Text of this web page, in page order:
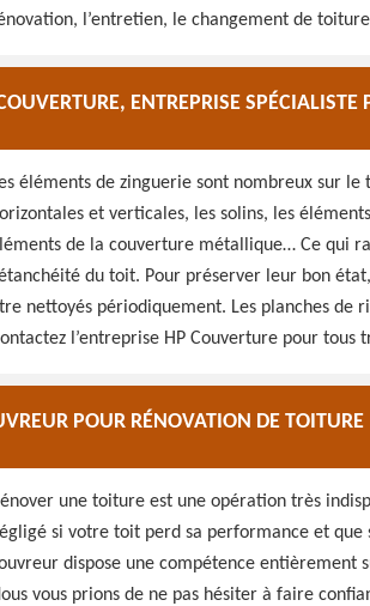
l’entretien, le changement de
ENTREPRISE
éléments de zinguerie sont nombreux sur
et verticales, les solins, les
de la couverture métallique… Ce qui
du toit. Pour préserver leur bon
nettoyés périodiquement. Les planches de
l’entreprise HP Couverture pour tous
POUR RÉNOVATION DE TOITURE
une toiture est une opération très
si votre toit perd sa performance et
dispose une compétence entièrement
vous prions de ne pas hésiter à faire